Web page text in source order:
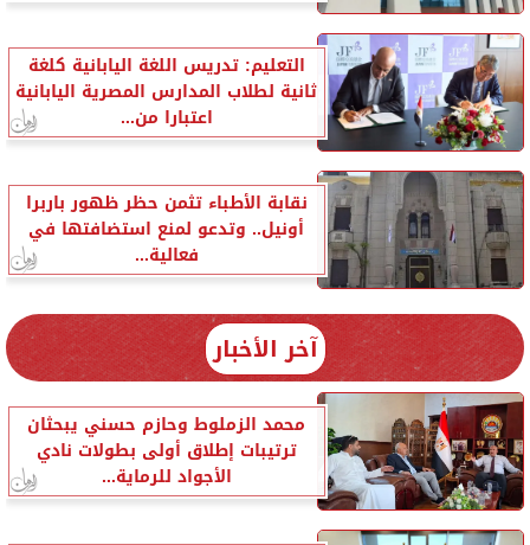
التعليم: تدريس اللغة اليابانية كلغة
ثانية لطلاب المدارس المصرية اليابانية
اعتبارا من...
نقابة الأطباء تثمن حظر ظهور باربرا
أونيل.. وتدعو لمنع استضافتها في
فعالية...
آخر الأخبار
محمد الزملوط وحازم حسني يبحثان
ترتيبات إطلاق أولى بطولات نادي
الأجواد للرماية...